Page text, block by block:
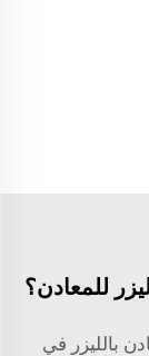
للمعادن؟
بالليزر في